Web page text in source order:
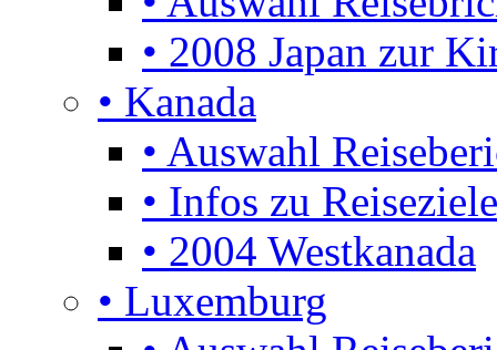
• 2008 Japan zur
• Kanada
• Auswahl
• Infos zu
• 2004 Westkanada
• Luxemburg